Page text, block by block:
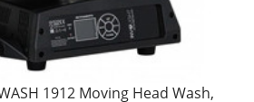
1912 Moving Head Wash,